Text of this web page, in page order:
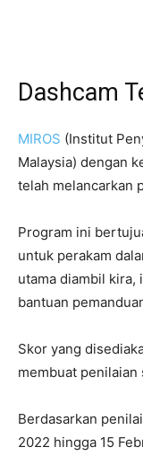
Dashcam
MIROS (Institut
Malaysia) dengan
telah melancarkan
Program ini
untuk perakam
utama diambil kira,
bantuan
Skor yang
membuat penilaian
Berdasarkan
2022 hingga 15